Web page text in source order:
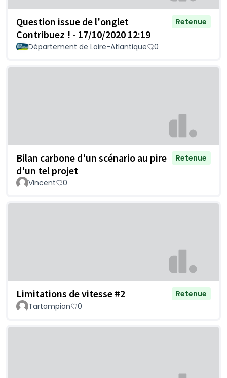
Question issue de l'onglet
Contribuez ! - 17/10/2020 12:19
Retenue
Département de Loire-Atlantique 0
Bilan carbone d'un scénario au pire
d'un tel projet
Retenue
Vincent 0
Limitations de vitesse #2
Retenue
Tartampion
0